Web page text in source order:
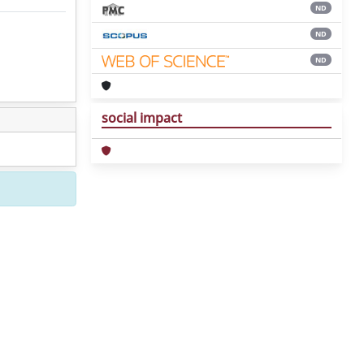
ND
ND
ND
social impact